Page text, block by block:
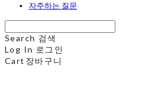
자주하는 질문
Search 검색
Log In 로그인
Cart 장바구니